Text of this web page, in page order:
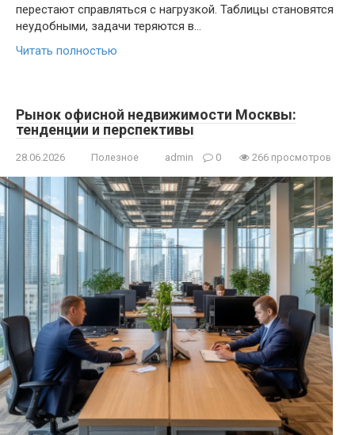
перестают справляться с нагрузкой. Таблицы становятся
неудобными, задачи теряются в…
Читать полностью
Рынок офисной недвижимости Москвы:
тенденции и перспективы
28.06.2026 Полезное admin 0 266 просмотров